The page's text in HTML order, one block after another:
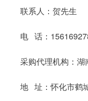
联系人：贺先生
电 话：
采购代理机构：湖
地 址：怀化市鹤